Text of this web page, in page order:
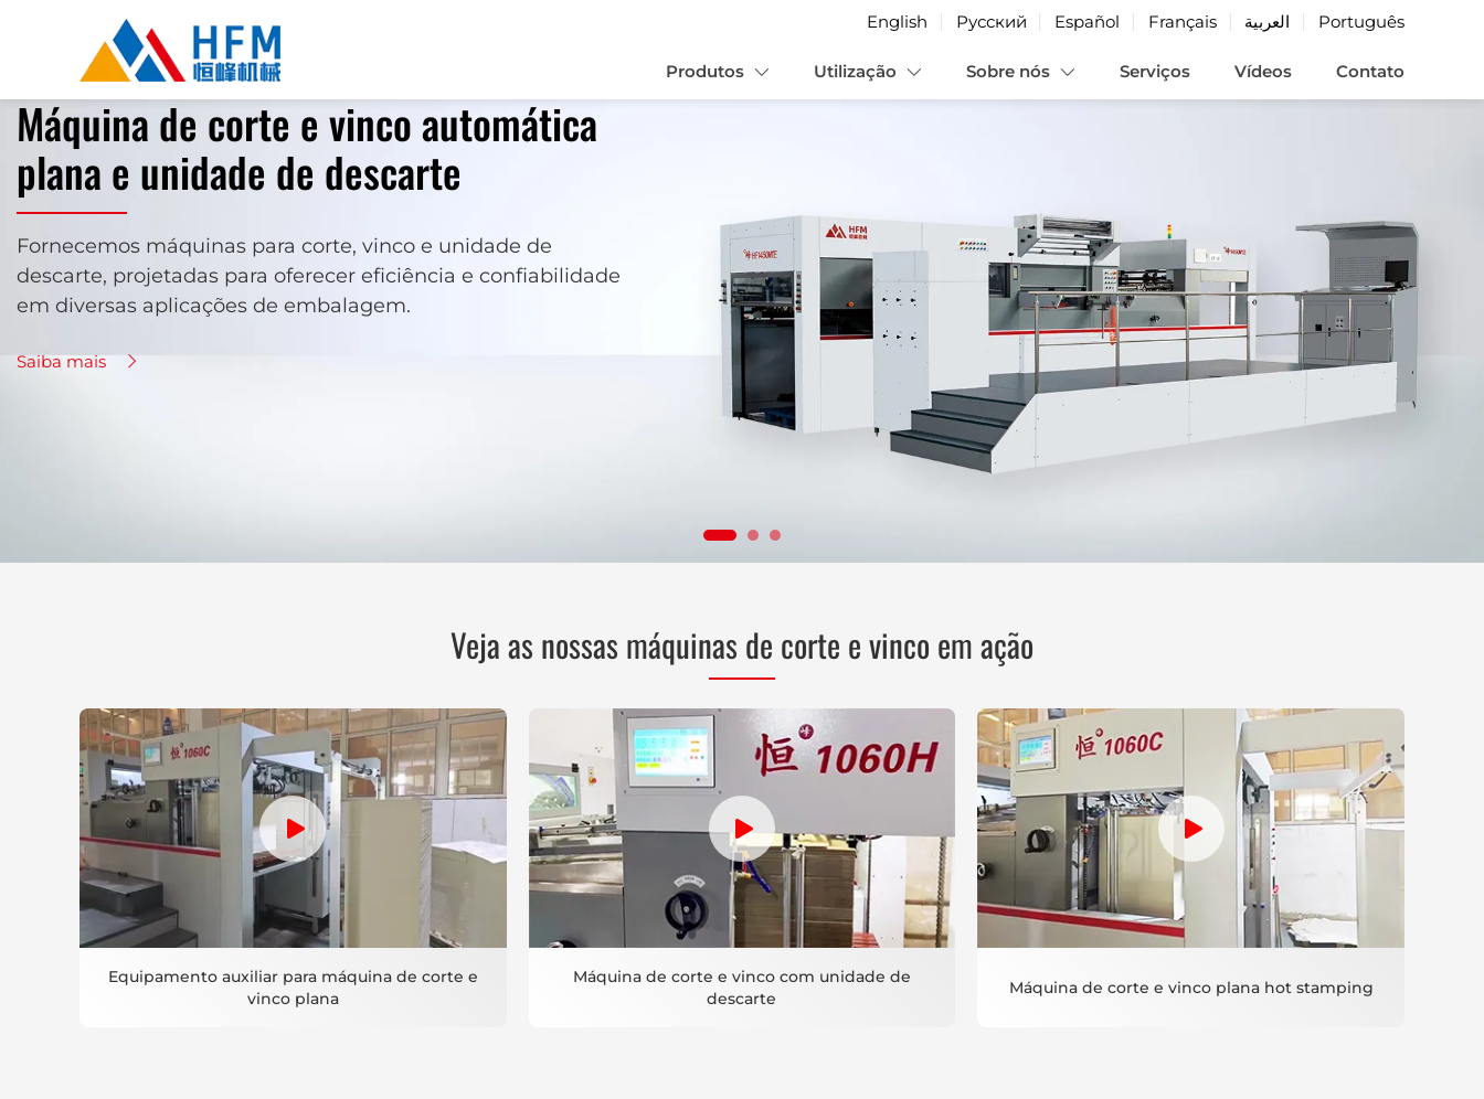
English Русский Español Français العربية Português
Produtos Utilização Sobre nós Serviços Vídeos Contato
Máquina de corte e vinco automática
plana e unidade de descarte
Fornecemos máquinas para corte, vinco e unidade de
descarte, projetadas para oferecer eficiência e confiabilidade
em diversas aplicações de embalagem.
Saiba mais
Veja as nossas máquinas de corte e vinco em ação
Equipamento auxiliar para máquina de corte e
vinco plana
Máquina de corte e vinco com unidade de
descarte
Máquina de corte e vinco plana hot stamping